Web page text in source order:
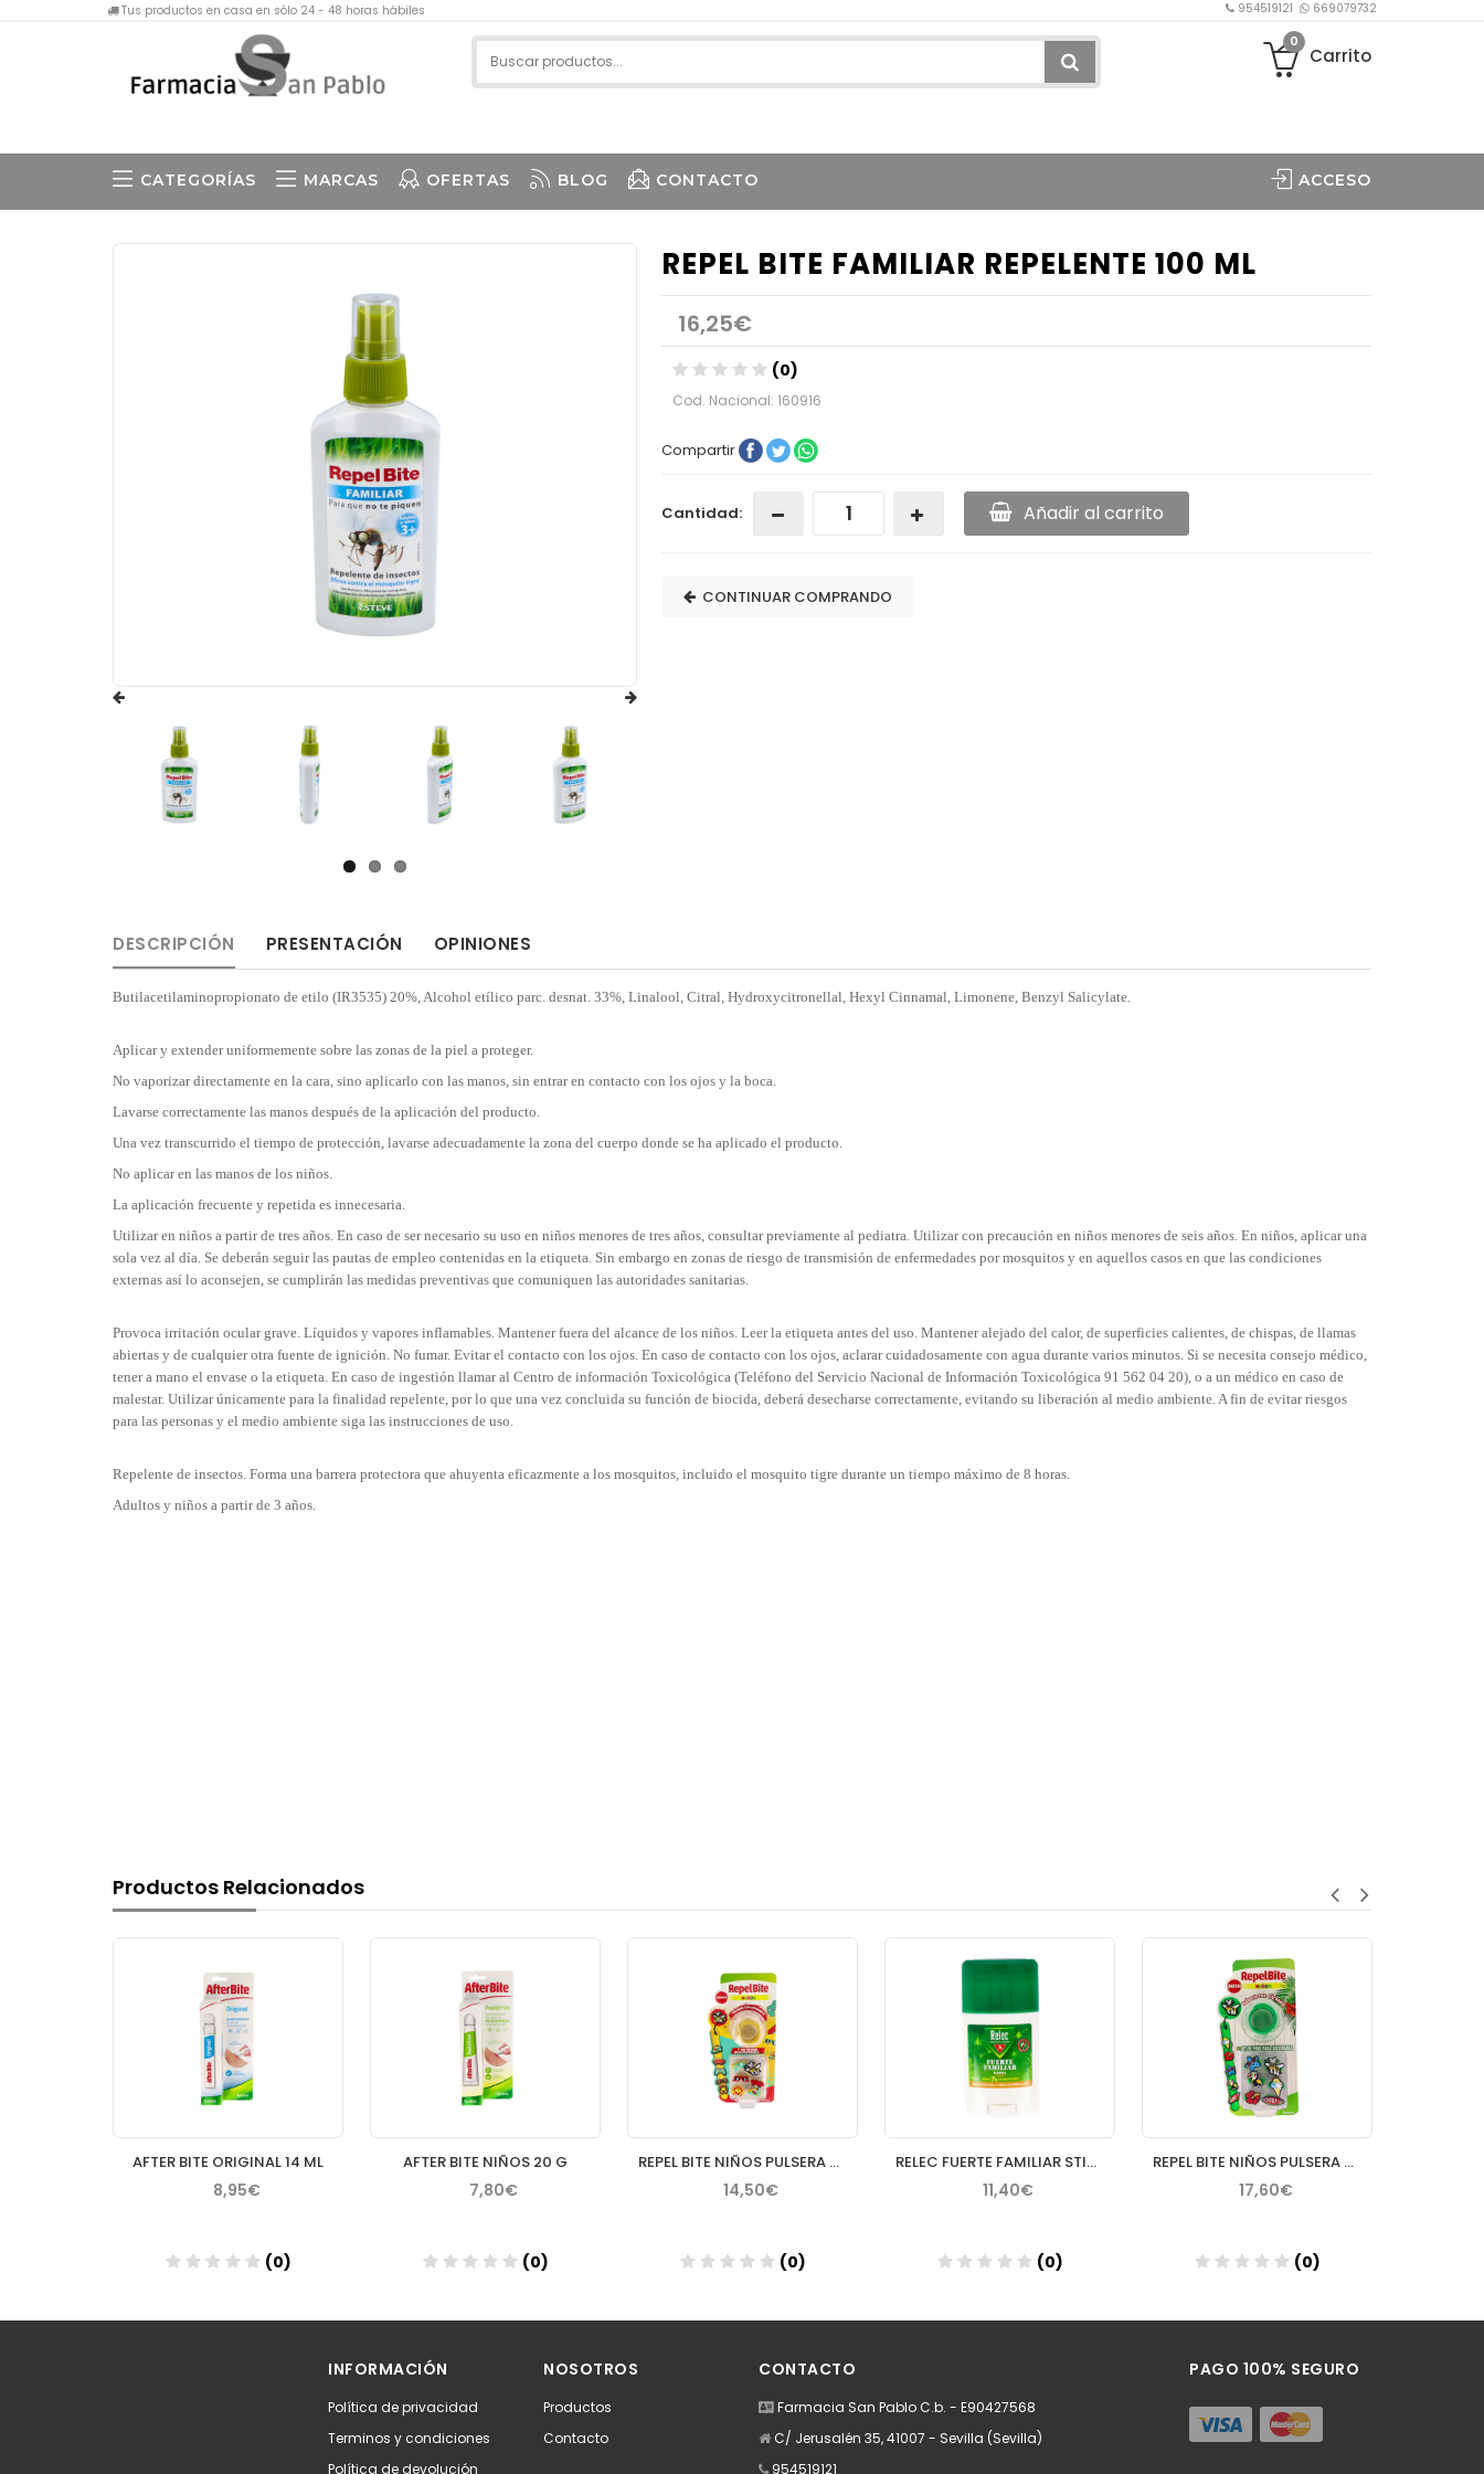
Tus productos en casa en sólo 24 - 48 horas hábiles 954519121 669079732
0
Carrito
CATEGORÍAS MARCAS OFERTAS BLOG CONTACTO ACCESO
REPEL BITE FAMILIAR REPELENTE 100 ML
16,25€
(0)
Cod. Nacional: 160916
Compartir
Cantidad: Añadir al carrito
CONTINUAR COMPRANDO
DESCRIPCIÓN PRESENTACIÓN OPINIONES
Butilacetilaminopropionato de etilo (IR3535) 20%, Alcohol etílico parc. desnat. 33%, Linalool, Citral, Hydroxycitronellal, Hexyl Cinnamal, Limonene, Benzyl Salicylate.
Aplicar y extender uniformemente sobre las zonas de la piel a proteger.
No vaporizar directamente en la cara, sino aplicarlo con las manos, sin entrar en contacto con los ojos y la boca.
Lavarse correctamente las manos después de la aplicación del producto.
Una vez transcurrido el tiempo de protección, lavarse adecuadamente la zona del cuerpo donde se ha aplicado el producto.
No aplicar en las manos de los niños.
La aplicación frecuente y repetida es innecesaria.
Utilizar en niños a partir de tres años. En caso de ser necesario su uso en niños menores de tres años, consultar previamente al pediatra. Utilizar con precaución en niños menores de seis años. En niños, aplicar una
sola vez al día. Se deberán seguir las pautas de empleo contenidas en la etiqueta. Sin embargo en zonas de riesgo de transmisión de enfermedades por mosquitos y en aquellos casos en que las condiciones
externas así lo aconsejen, se cumplirán las medidas preventivas que comuniquen las autoridades sanitarias.
Provoca irritación ocular grave. Líquidos y vapores inflamables. Mantener fuera del alcance de los niños. Leer la etiqueta antes del uso. Mantener alejado del calor, de superficies calientes, de chispas, de llamas
abiertas y de cualquier otra fuente de ignición. No fumar. Evitar el contacto con los ojos. En caso de contacto con los ojos, aclarar cuidadosamente con agua durante varios minutos. Si se necesita consejo médico,
tener a mano el envase o la etiqueta. En caso de ingestión llamar al Centro de información Toxicológica (Teléfono del Servicio Nacional de Información Toxicológica 91 562 04 20), o a un médico en caso de
malestar. Utilizar únicamente para la finalidad repelente, por lo que una vez concluida su función de biocida, deberá desecharse correctamente, evitando su liberación al medio ambiente. A fin de evitar riesgos
para las personas y el medio ambiente siga las instrucciones de uso.
Repelente de insectos. Forma una barrera protectora que ahuyenta eficazmente a los mosquitos, incluido el mosquito tigre durante un tiempo máximo de 8 horas.
Adultos y niños a partir de 3 años.
Productos Relacionados
AFTER BITE ORIGINAL 14 ML
8,95€
(0)
AFTER BITE NIÑOS 20 G
7,80€
(0)
REPEL BITE NIÑOS PULSERA CON CITRONELA 6 PINS CUSTOM
14,50€
(0)
RELEC FUERTE FAMILIAR STICK 50 ML
11,40€
(0)
REPEL BITE NIÑOS PULSERA CON CITRONELA 6 PINS DECORATIVOS
17,60€
(0)
INFORMACIÓN
Política de privacidad
Terminos y condiciones
Política de devolución
NOSOTROS
Productos
Contacto
CONTACTO
Farmacia San Pablo C.b. - E90427568
C/ Jerusalén 35, 41007 - Sevilla (Sevilla)
954519121
PAGO 100% SEGURO